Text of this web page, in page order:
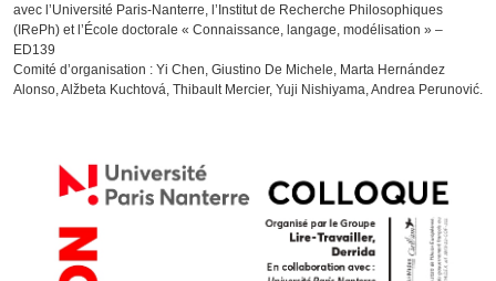
avec l’Université Paris-Nanterre, l’Institut de Recherche Philosophiques
(IRePh) et l’École doctorale « Connaissance, langage, modélisation » –
ED139
Comité d’organisation : Yi Chen, Giustino De Michele, Marta Hernández
Alonso, Alžbeta Kuchtová, Thibault Mercier, Yuji Nishiyama, Andrea Perunović.